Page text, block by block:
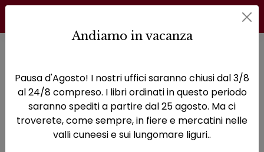
targato cn
Leggi l'articolo
Recensioni|Pubblicazione: 11 dic 2013
Andiamo in vacanza
Pausa d'Agosto! I nostri uffici saranno chiusi dal 3/8
al 24/8 compreso. I libri ordinati in questo periodo
saranno spediti a partire dal 25 agosto. Ma ci
troverete, come sempre, in fiere e mercatini nelle
valli cuneesi e sui lungomare liguri..